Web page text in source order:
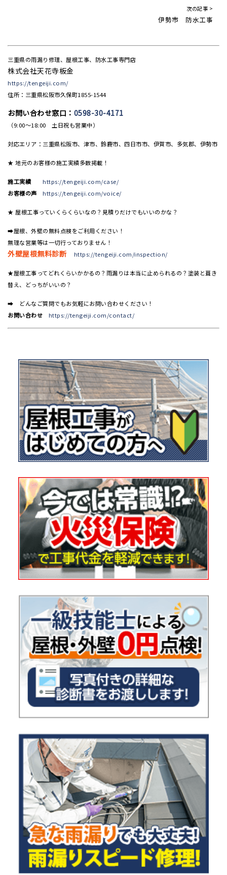
次の記事 >
伊勢市 防水工事
三重県の雨漏り修理、屋根工事、防水工事専門店
株式会社天花寺板金
https://tengeiji.com/
住所：三重県松阪市久保町1855-1544
お問い合わせ窓口： 0598-30-4171
（9:00〜18:00 土日祝も営業中）
対応エリア：三重県松阪市、津市、鈴鹿市、四日市市、伊賀市、多気郡、伊勢市
★ 地元のお客様の施工実績多数掲載！
施工実績
https://tengeiji.com/case/
お客様の声
https://tengeiji.com/voice/
★ 屋根工事っていくらくらいなの？見積りだけでもいいのかな？
➡屋根、外壁の無料点検をご利用ください！
無理な営業等は一切行っておりません！
外壁屋根無料診断 https://tengeiji.com/inspection/
★屋根工事ってどれくらいかかるの？雨漏りは本当に止められるの？塗装と葺き
替え、どっちがいいの？
➡ どんなご質問でもお気軽にお問い合わせください！
お問い合わせ
https://tengeiji.com/contact/